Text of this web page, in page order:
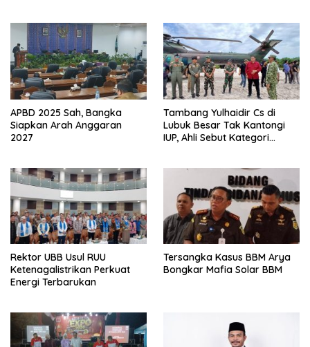
APBD 2025 Sah, Bangka
Siapkan Arah Anggaran
2027
Tambang Yulhaidir Cs di
Lubuk Besar Tak Kantongi
IUP, Ahli Sebut Kategori
Rektor UBB Usul RUU
Ketenagalistrikan Perkuat
Energi Terbarukan
Tersangka Kasus BBM Arya
Bongkar Mafia Solar BBM